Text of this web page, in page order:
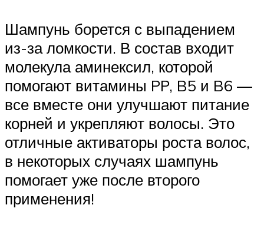
Шампунь борется с выпадением
из-за ломкости. В состав входит
молекула аминексил, которой
помогают витамины PP, B5 и B6 —
все вместе они улучшают питание
корней и укрепляют волосы. Это
отличные активаторы роста волос,
в некоторых случаях шампунь
помогает уже после второго
применения!